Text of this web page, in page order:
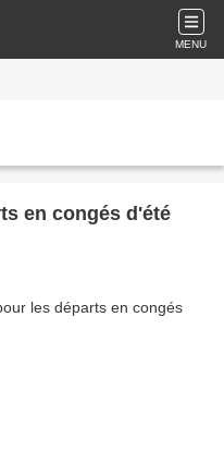
MENU
en congés d'été